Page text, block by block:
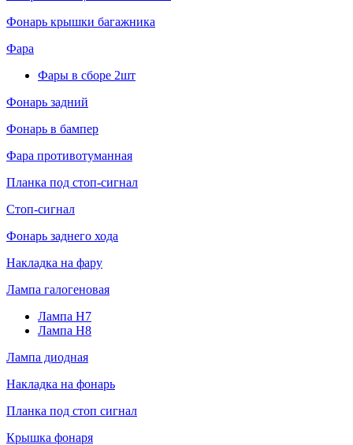
Фонарь крышки багажника
Фара
Фары в сборе 2шт
Фонарь задний
Фонарь в бампер
Фара противотуманная
Планка под стоп-сигнал
Стоп-сигнал
Фонарь заднего хода
Накладка на фару
Лампа галогеновая
Лампа H7
Лампа H8
Лампа диодная
Накладка на фонарь
Планка под стоп сигнал
Крышка фонаря